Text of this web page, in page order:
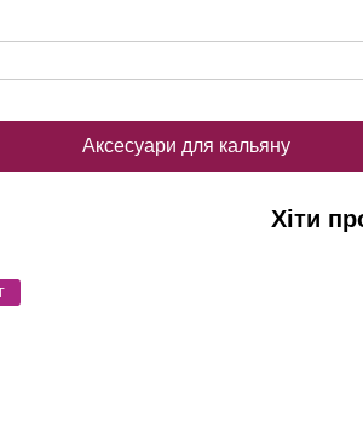
Аксесуари для кальяну
Хіти